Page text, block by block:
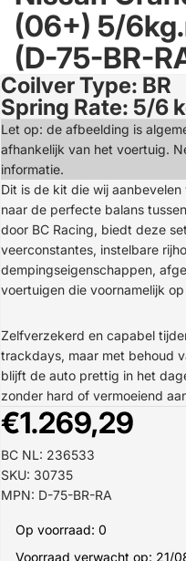
(06+) 5/
(D-75-BR-
Open
image
in
full
screen
Coilver Type: BR
Spring Rate: 5/6
Let op: de afbeelding is
afhankelijk van het voertuig.
informatie.
Dit is de kit die wij
naar de perfecte balans
door BC Racing, biedt deze
veerconstantes, instelbare
dempingseigenschappen,
voertuigen die voornamelijk
Zelfverzekerd en capabel
trackdays, maar met behoud
blijft de auto prettig in het
zonder hard of vermoeiend
€1.269,29
BC NL: 236533
SKU: 30735
MPN: D-75-BR-RA
Op voorraad: 0
Voorraad verwacht op: 21/